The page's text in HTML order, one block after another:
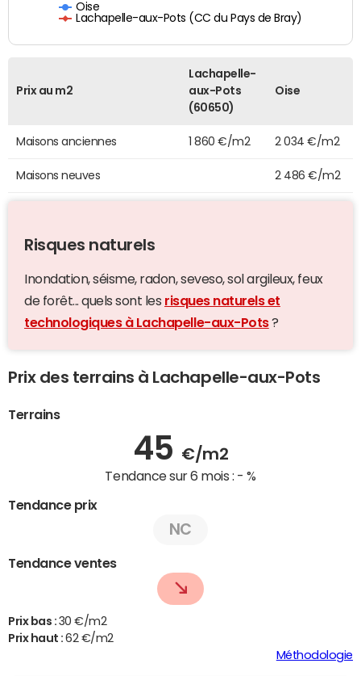
Oise
Lachapelle-aux-Pots (CC du Pays de Bray)
Prix au m2
Lachapelle-
aux-Pots
(60650)
Oise
Maisons anciennes 1 860 €/m2 2 034 €/m2
Maisons neuves 2 486 €/m2
Risques naturels
Inondation, séisme, radon, seveso, sol argileux, feux
de forêt... quels sont les risques naturels et
technologiques à Lachapelle-aux-Pots?
Prix des terrains à Lachapelle-aux-Pots
Terrains
45 €/m2
Tendance sur 6 mois : - %
Tendance prix
NC
Tendance ventes
Prix bas : 30 €/m2
Prix haut :62 €/m2
Méthodologie